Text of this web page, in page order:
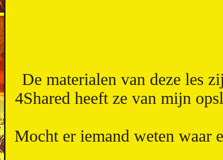
De materialen van deze les
4Shared heeft ze van mijn
Mocht er iemand weten waar